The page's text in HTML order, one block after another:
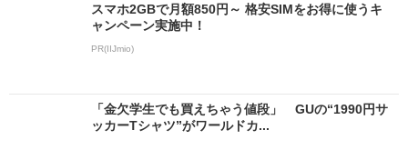
スマホ2GBで月額850円～ 格安SIMをお得に使うキ
ャンペーン実施中！
PR(IIJmio)
「金欠学生でも買えちゃう値段」 GUの“1990円サ
ッカーTシャツ”がワールドカ...